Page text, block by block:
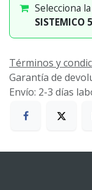
Selecciona
SISTEMICO
Términos y
Garantía de
Envío: 2-3 días